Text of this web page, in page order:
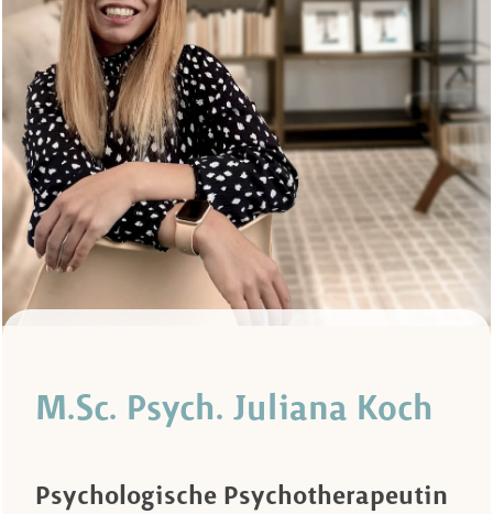
M.Sc. Psych. Juliana Koch
Psychologische Psychotherapeutin